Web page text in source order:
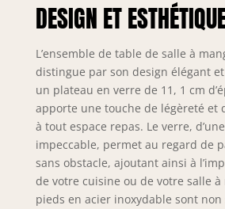
avec
pieds
décor.
points
chaque
table, 8
total
DESIGN ET
L’ensemble de table de salle à
distingue par son design élégant
un plateau en verre de 11, 1 cm
apporte une touche de légèreté et
à tout espace repas. Le verre,
impeccable, permet au regard de
sans obstacle, ajoutant ainsi à
de votre cuisine ou de votre salle à
pieds en acier inoxydable sont